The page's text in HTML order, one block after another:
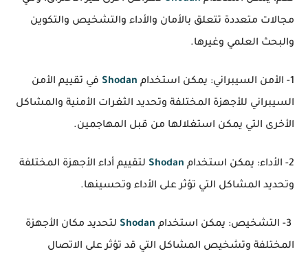
مجالات متعددة تتعلق بالأمان والأداء والتشخيص والتكوين
والبحث العلمي وغيرها.
1- الأمن السيبراني: يمكن استخدام Shodan في تقييم الأمن
السيبراني للأجهزة المختلفة وتحديد الثغرات الأمنية والمشاكل
الأخرى التي يمكن استغلالها من قبل المهاجمين.
2- الأداء: يمكن استخدام Shodan لتقييم أداء الأجهزة المختلفة
وتحديد المشاكل التي تؤثر على الأداء وتحسينها.
Shodan لتحديد مكان الأجهزة
المختلفة وتشخيص المشاكل التي قد تؤثر على الاتصال